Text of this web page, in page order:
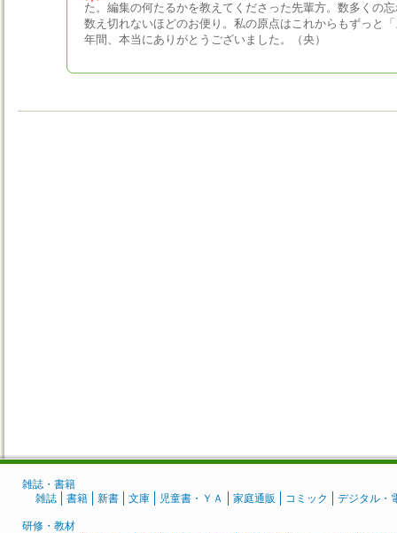
た。編集の何たるかを教えてくださった先輩方。数多くの
数え切れないほどのお便り。私の原点はこれからもずっと
年間、本当にありがとうございました。（央）
雑誌・書籍
雑誌
書籍 新書 文庫 児童書・ＹＡ 家庭通販 コミック デジタル・
研修・教材